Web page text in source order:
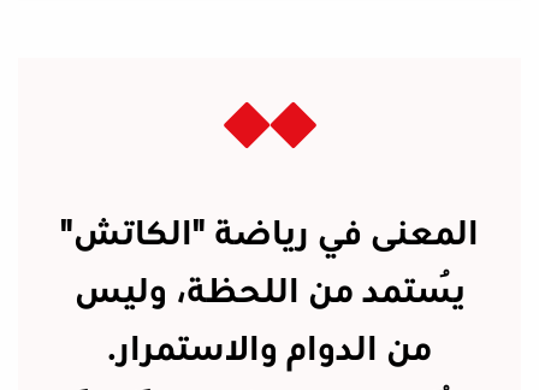
المعنى في رياضة "الكاتش"
يُستمد من اللحظة، وليس
من الدوام والاستمرار.